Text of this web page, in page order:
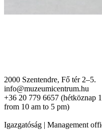
2000 Szentendre, Fő tér 2–5.
info@muzeumicentrum.hu
+36 20 779 6657 (hétköznap
from 10 am to 5 pm)
Igazgatóság | Management